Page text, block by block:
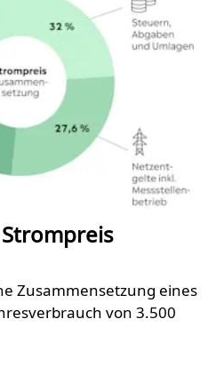
Zusammensetzung eines
von 3.500